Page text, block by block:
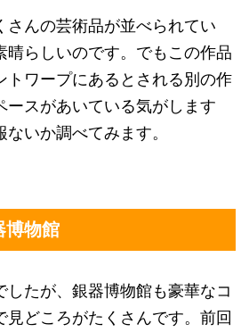
さんの芸術品が並べられてい
晴らしいのです。でもこの作品
トワープにあるとされる別の作
ースがあいている気がします
いか調べてみます。
博物館
したが、銀器博物館も豪華なコ
見どころがたくさんです。前回